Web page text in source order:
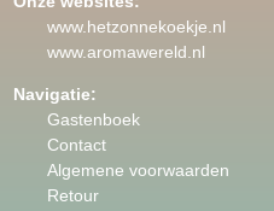
www.hetzonnekoekje.nl
www.aromawereld.nl
Navigatie:
Gastenboek
Contact
Algemene voorwaarden
Retour